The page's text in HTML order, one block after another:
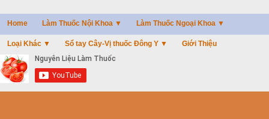
Home Làm Thuốc Nội Khoa ▼ Làm Thuốc Ngoại Khoa ▼
Loại Khác ▼ Sổ tay Cây-Vị thuốc Đông Y ▼ Giới Thiệu